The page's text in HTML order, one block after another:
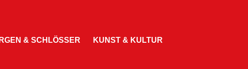
& SCHLÖSSER KUNST & KULTUR